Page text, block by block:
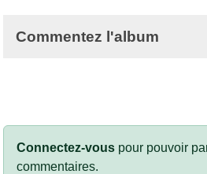
Commentez l'album
Connectez-vous pour pouvoir
commentaires.